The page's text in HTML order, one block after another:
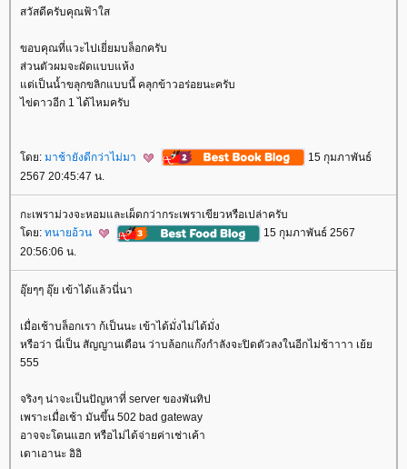
สวัสดีครับคุณฟ้าใส
ขอบคุณที่แวะไปเยี่ยมบล็อกครับ
ส่วนตัวผมจะผัดแบบแห้ง
ต่เป็นน้ำขลุกขลิกแบบนี้ คลุกข้าวอร่อยนะครับ
ไข่ดาวอีก 1 ได้ไหมครับ
ดย: มาช้ายังดีกว่าไม่มา
15 กุมภาพันธ์
2567 20:45:47 น.
กะเพราม่วงจะหอมและเผ็ดกว่ากระเพราเขียวหรือเปล่าครับ
ดย: ทนายอ้วน
15 กุมภาพันธ์ 2567
20:56:06 น.
อุ๊ยๆๆ อุ๊ย เข้าได้แล้วนี่นา
เมื่อเช้าบล็อกเรา ก้เป็นนะ เข้าได้มั่งไม่ได้มั่ง
หรือว่า นี่เป็น สัญญานเตือน ว่าบล้อกแก๊งกำลังจะปิดตัวลงในอีกไม่ช้าาาา เย้
555
จริงๆ น่าจะเป็นปัญหาที่ server ของพันทิป
เพราะเมื่อเช้า มันขึ้น 502 bad gateway
อาจจะโดนแฮก หรือไม่ได้จ่ายค่าเช่าเค้า
เดาเอานะ อิอิ